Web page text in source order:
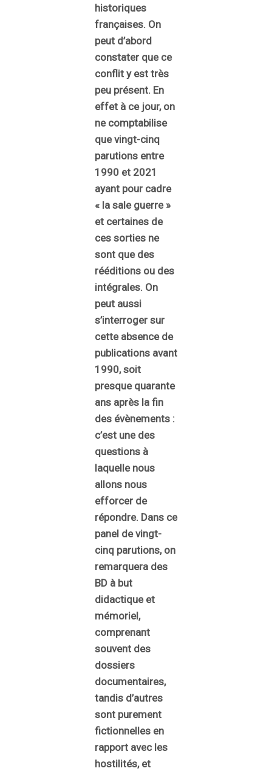
historiques
françaises. On
peut d’abord
constater que ce
conflit y est très
peu présent. En
effet à ce jour, on
ne comptabilise
que vingt-cinq
parutions entre
1990 et 2021
ayant pour cadre
« la sale guerre »
et certaines de
ces sorties ne
sont que des
rééditions ou des
intégrales. On
peut aussi
s’interroger sur
cette absence de
publications avant
1990, soit
presque quarante
ans après la fin
des évènements :
c’est une des
questions à
laquelle nous
allons nous
efforcer de
répondre. Dans ce
panel de vingt-
cinq parutions, on
remarquera des
BD à but
didactique et
mémoriel,
comprenant
souvent des
dossiers
documentaires,
tandis d’autres
sont purement
fictionnelles en
rapport avec les
hostilités, et